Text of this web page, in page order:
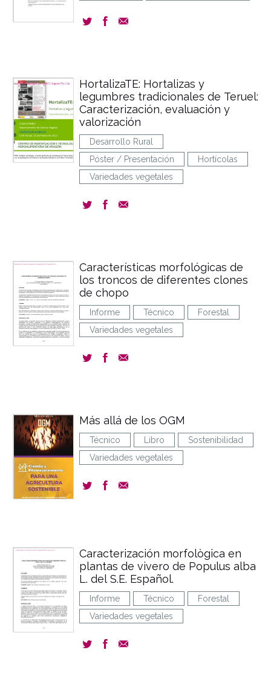
HortalizaTE: Hortalizas y
legumbres tradicionales de Teruel:
Caracterización, evaluación y
valorización
Desarrollo Rural
Póster / Presentación
Hortícolas
Variedades vegetales
Características morfológicas de
los troncos de diferentes clones
de chopo
Informe Técnico
Forestal
Variedades vegetales
Más allá de los OGM
Técnico Libro
Sostenibilidad
Variedades vegetales
Caracterización morfològica en
plantas de vivero de Populus alba
L. del S.E. Español.
Informe Técnico
Forestal
Variedades vegetales